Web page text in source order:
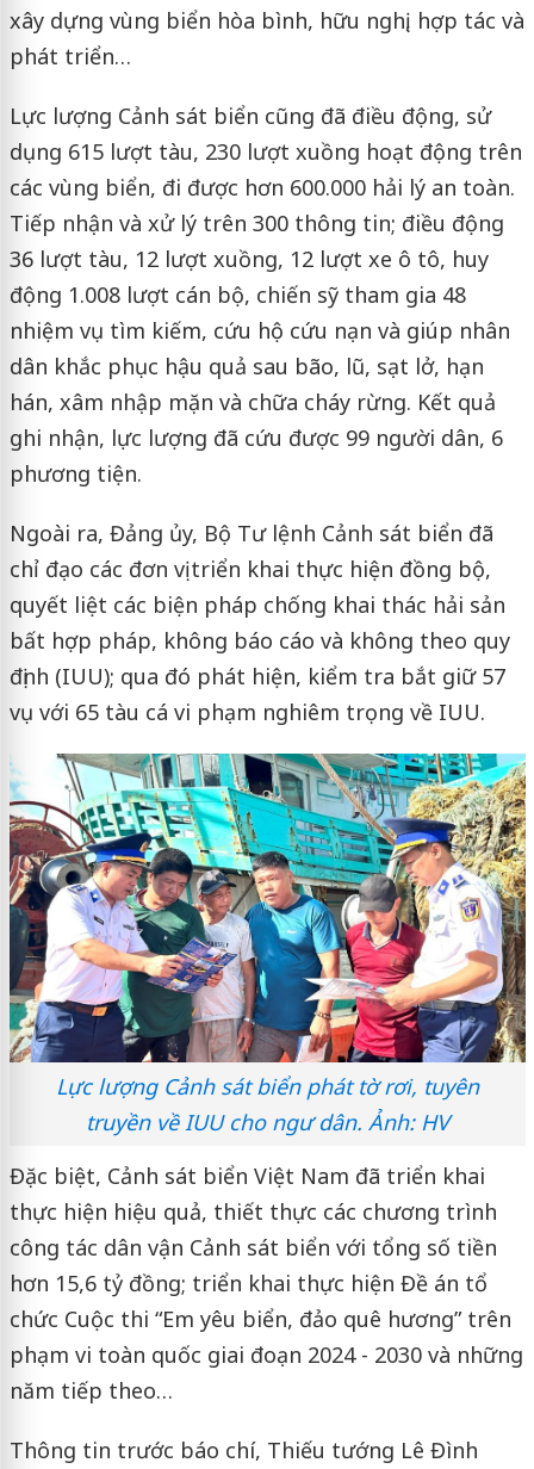
xây dựng vùng biển hòa bình, hữu nghị, hợp tác và
phát triển…
Lực lượng Cảnh sát biển cũng đã điều động, sử
dụng 615 lượt tàu, 230 lượt xuồng hoạt động trên
các vùng biển, đi được hơn 600.000 hải lý an toàn.
Tiếp nhận và xử lý trên 300 thông tin; điều động
36 lượt tàu, 12 lượt xuồng, 12 lượt xe ô tô, huy
động 1.008 lượt cán bộ, chiến sỹ tham gia 48
nhiệm vụ tìm kiếm, cứu hộ cứu nạn và giúp nhân
dân khắc phục hậu quả sau bão, lũ, sạt lở, hạn
hán, xâm nhập mặn và chữa cháy rừng. Kết quả
ghi nhận, lực lượng đã cứu được 99 người dân, 6
phương tiện.
Ngoài ra, Đảng ủy, Bộ Tư lệnh Cảnh sát biển đã
chỉ đạo các đơn vị triển khai thực hiện đồng bộ,
quyết liệt các biện pháp chống khai thác hải sản
bất hợp pháp, không báo cáo và không theo quy
định (IUU); qua đó phát hiện, kiểm tra bắt giữ 57
vụ với 65 tàu cá vi phạm nghiêm trọng về IUU.
Lực lượng Cảnh sát biển phát tờ rơi, tuyên
truyền về IUU cho ngư dân. Ảnh: HV
Đặc biệt, Cảnh sát biển Việt Nam đã triển khai
thực hiện hiệu quả, thiết thực các chương trình
công tác dân vận Cảnh sát biển với tổng số tiền
hơn 15,6 tỷ đồng; triển khai thực hiện Đề án tổ
chức Cuộc thi “Em yêu biển, đảo quê hương” trên
phạm vi toàn quốc giai đoạn 2024 - 2030 và những
năm tiếp theo…
Thông tin trước báo chí, Thiếu tướng Lê Đình